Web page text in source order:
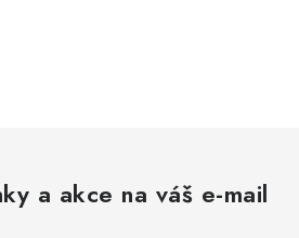
a akce na váš e-mail